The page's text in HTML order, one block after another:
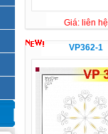
Giá: liên hệ
VP362-1